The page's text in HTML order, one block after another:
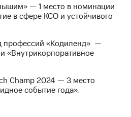
— 1 место в номинации
в сфере КСО и устойчивого
профессий «Кодиленд» —
«Внутрикорпоративное
Champ 2024 — 3 место
событие года».